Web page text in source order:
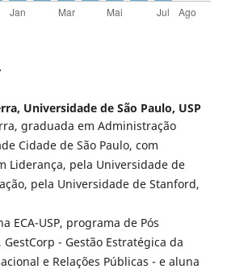
Universidade de São Paulo, USP
graduada em Administração
Cidade de São Paulo, com
Liderança, pela Universidade de
pela Universidade de Stanford,
ECA-USP, programa de Pós
- Gestão Estratégica da
e Relações Públicas - e aluna